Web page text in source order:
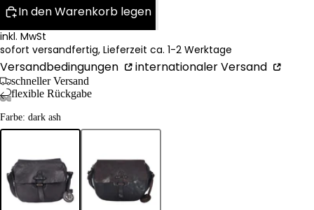
In den Warenkorb legen
inkl. MwSt
sofort versandfertig, Lieferzeit ca. 1-2 Werktage
Versandbedingungen internationaler Versand
schneller Versand
flexible Rückgabe
Farbe: dark ash